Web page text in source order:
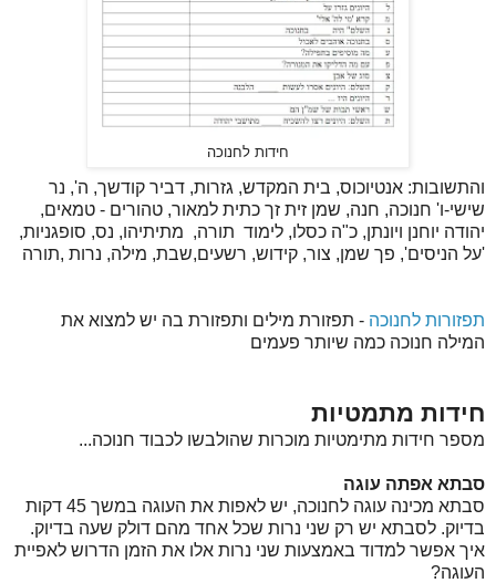
חידות לחנוכה
והתשובות: אנטיוכוס, בית המקדש, גזרות, דביר קודשך, ה', נר
שישי-ו' חנוכה, חנה, שמן זית זך כתית למאור, טהורים - טמאים,
יהודה יוחנן ויונתן, כ"ה כסלו, לימוד תורה, מתיתיהו, נס, סופגניות,
'על הניסים', פך שמן, צור, קידוש, רשעים,שבת, מילה, נרות ,תורה
תפזורות לחנוכה - תפזורת מילים ותפזורת בה יש למצוא את
המילה חנוכה כמה שיותר פעמים
חידות מתמטיות
מספר חידות מתימטיות מוכרות שהולבשו לכבוד חנוכה...
סבתא אפתה עוגה
סבתא מכינה עוגה לחנוכה, יש לאפות את העוגה במשך 45 דקות
בדיוק. לסבתא יש רק שני נרות שכל אחד מהם דולק שעה בדיוק.
איך אפשר למדוד באמצעות שני נרות אלו את הזמן הדרוש לאפיית
העוגה?